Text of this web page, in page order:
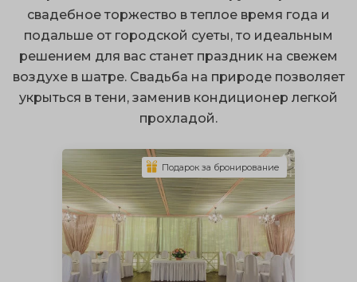
терраса – это надежное укрытие от непогоды;
сочные запоминающиеся снимки.
Вы можете провести свадьбу на природе, выбрав
открытый, закрытый тип постройки, а также
встроенную или пристроенную веранду.
формы на ваш выбор. Уютные веранды для свадьбы
обустроены сценой, столами, диванами, и могут
защитить присутствующих от холода зимой и жары
Укрыться от грозы и ливня можно на застекленной
террасе, но там может быть слишком душно в жаркий
свадебное торжество в теплое время года и
подальше от городской суеты, то идеальным
решением для вас станет праздник на свежем
воздухе в шатре. Свадьба на природе позволяет
укрыться в тени, заменив кондиционер легкой
прохладой.
Подарок за бронирование